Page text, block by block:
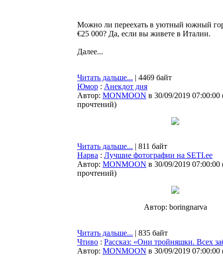
Можно ли переехать в уютный южный
€25 000? Да, если вы живете в Италии.
Далее...
Читать дальше... | 4469 байт
Юмор : Анекдот дня
Автор: MONMOON в 30/09/2019 07:00:00
прочтений)
Читать дальше... | 811 байт
Нарва : Лучшие фотографии на SETI.ee
Автор: MONMOON в 30/09/2019 07:00:00
прочтений)
Автор: boringnarva
Читать дальше... | 835 байт
Чтиво : Рассказ: «Они тройняшки. Всех
Автор: MONMOON в 30/09/2019 07:00:00